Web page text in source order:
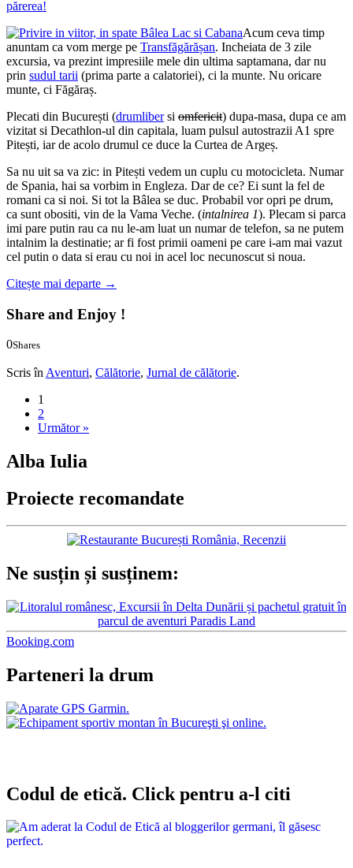
părerea!
Acum ceva timp
anuntam ca vom merge pe Transfăgărășan. Incheiata de 3 zile
excursia, va prezint impresiile mele din ultima saptamana, dar nu
prin sudul tarii (prima parte a calatoriei), ci la munte. Nu oricare
munte, ci Făgăraș.
Plecati din București (drumlibersi omfericit) dupa-masa, dupa ce am
vizitat si Decathlon-ul din capitala, luam pulsul autostrazii A1 spre
Pitești, iar de acolo drumul ce duce la Curtea de Argeș.
Sa nu uit sa va zic: in Pitești vedem un cuplu cu motocicleta. Numar
de Spania, hai sa vorbim in Engleza. Dar de ce? Ei sunt la fel de
romani ca si noi. Si tot la Bâlea se duc. Probabil vor opri pe drum,
ca sunt obositi, vin de la Vama Veche. (intalnirea 1). Plecam si parca
imi pare putin rau ca nu le-am luat un numar de telefon, sa ne putem
intalnim la destinatie; ar fi fost primii oameni pe care i-am mai vazut
cel putin o data si erau cu noi in acel loc necunoscut si noua.
Citește mai departe →
Share and Enjoy !
0Shares
Scris în Aventuri, Călătorie, Jurnal de călătorie.
1
2
Următor »
Alba Iulia
Proiecte recomandate
Ne susțin și susținem:
Booking.com
Parteneri la drum
Codul de etică. Click pentru a-l citi